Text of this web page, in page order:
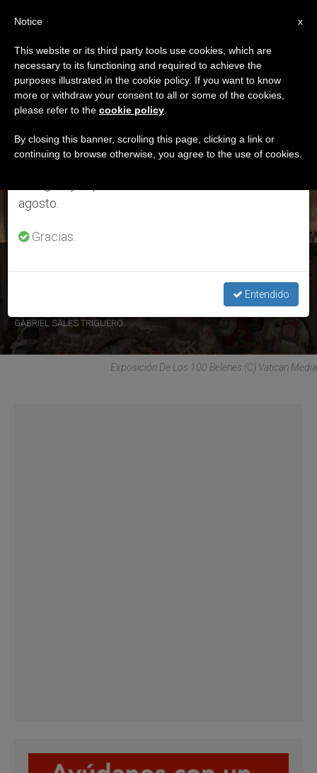
ETIQUETA
Posts Tagged ‘100
Pesebres Del Vaticano’
ÚLTIMAS NOTICIAS
GABRIEL SALES TRIGUERO
Exposición De Los 100 Belenes (C) Vatican Media
×
Aviso importante
Del 27 de julio al 7 de agosto haremos la pausa
anual, aprovechando que en el periodo de verano
se generan menos informaciones y también el
agosto.
Gracias.
Entendido
x
Notice
This website or its third party tools use cookies, which are
necessary to its functioning and required to achieve the
purposes illustrated in the cookie policy. If you want to know
more or withdraw your consent to all or some of the cookies,
please refer to the cookie policy
By closing this banner, scrolling this page, clicking a link or
continuing to browse otherwise, you agree to the use of cookies.